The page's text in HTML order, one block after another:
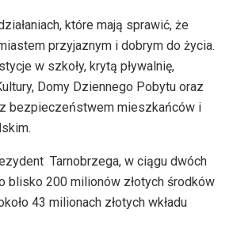
które mają sprawić, że
przyjaznym i dobrym do życia.
w szkoły, krytą pływalnię,
Domy Dziennego Pobytu oraz
bezpieczeństwem mieszkańców i
Tarnobrzega, w ciągu dwóch
blisko 200 milionów złotych środków
43 milionach złotych wkładu